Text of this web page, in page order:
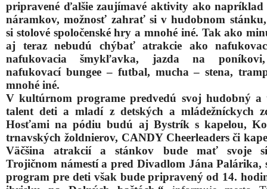
pripravené ďalšie zaujímavé aktivity ako napríklad
náramkov, možnosť zahrať si v hudobnom
si stolové spoločenské hry a mnohé iné. Tak ako
aj teraz nebudú chýbať atrakcie ako
nafukovacia šmykľavka, jazda na
nafukovací bungee – futbal, mucha – stena,
mnohé iné.
V kultúrnom programe predvedú svoj hudobný a
talent deti a mladí z detských a mládežníckych
Hosťami na pódiu budú aj Bystrík s kapelou,
trnavských žoldnierov, CANDY Cheerleaders či
Väčšina atrakcií a stánkov bude mať svoje
Trojičnom námestí a pred Divadlom Jána Palárika,
program pre deti však bude pripravený od 14.